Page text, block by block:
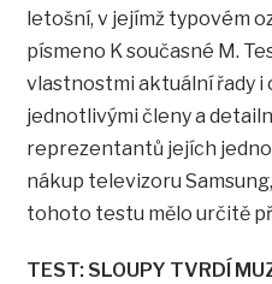
letošní, v jejímž typovém
písmeno K současné M.
vlastnostmi aktuální řady i
jednotlivými členy a
reprezentantů jejích
nákup televizoru
tohoto testu mělo určitě
TEST: SLOUPY TVRDÍ